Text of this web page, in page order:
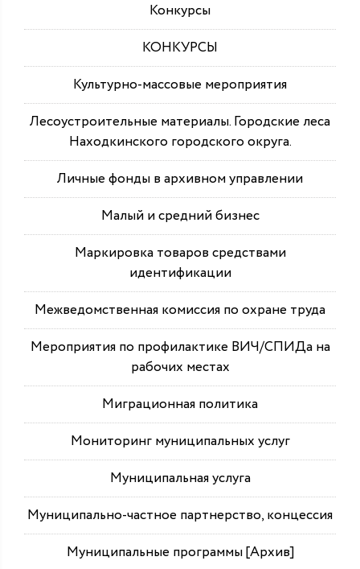
Конкурсы
КОНКУРСЫ
Культурно-массовые мероприятия
Лесоустроительные материалы. Городские леса
Находкинского городского округа.
Личные фонды в архивном управлении
Малый и средний бизнес
Маркировка товаров средствами
идентификации
Межведомственная комиссия по охране труда
Мероприятия по профилактике ВИЧ/СПИДа на
рабочих местах
Миграционная политика
Мониторинг муниципальных услуг
Муниципальная услуга
Муниципально-частное партнерство, концессия
Муниципальные программы [Архив]